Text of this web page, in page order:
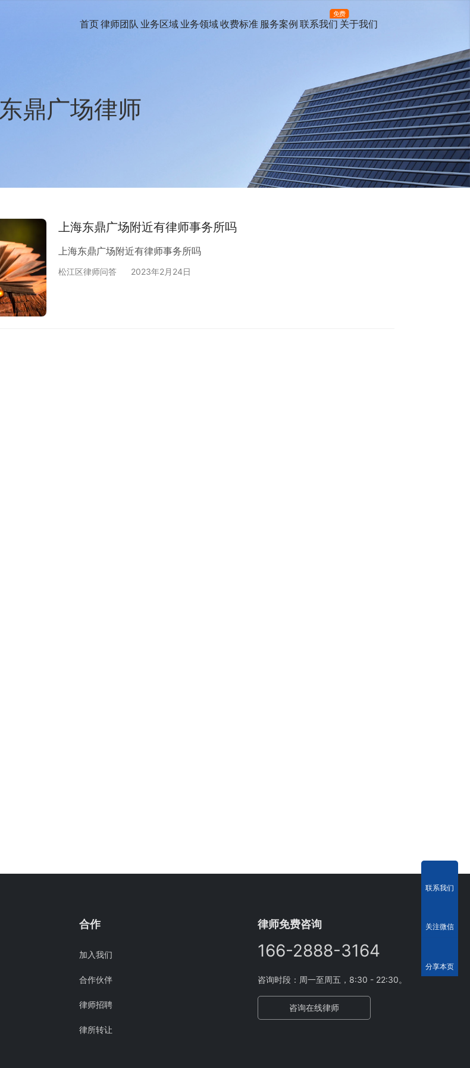
首页律师团队 业务区域 业务领域收费标准 服务案例 联系我们
免费
关于我们
东鼎广场律师
上海东鼎广场附近有律师事务所吗
上海东鼎广场附近有律师事务所吗
松江区律师问答 2023年2月24日
合作
加入我们
合作伙伴
律师招聘
律所转让
律师免费咨询
166-2888-3164
咨询时段：周一至周五，8:30 - 22:30。
咨询在线律师
联系我们
关注微信
分享本页